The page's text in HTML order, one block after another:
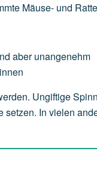
Mäuse- und
aber unangenehm
Ungiftige
setzen. In vielen